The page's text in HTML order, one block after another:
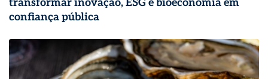
transformar inovação, ESG e bioeconomia em
confiança pública